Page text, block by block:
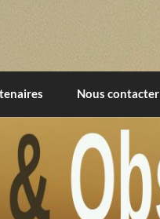
Nous contacter